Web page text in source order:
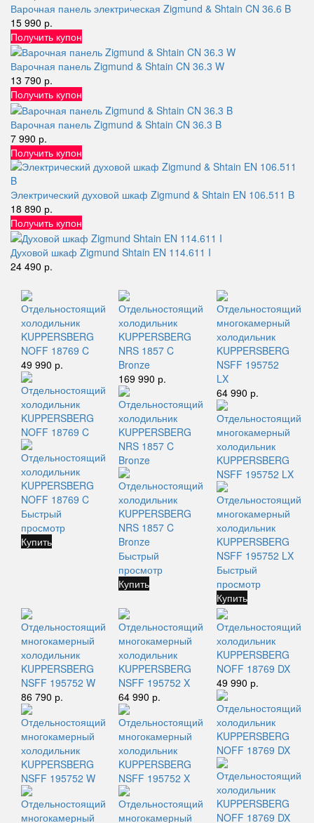
Варочная панель электрическая Zigmund & Shtain CN 36.6 B
15 990 р.
Получить купон
Варочная панель Zigmund & Shtain CN 36.3 W
13 790 р.
Получить купон
Варочная панель Zigmund & Shtain CN 36.3 B
7 990 р.
Получить купон
Электрический духовой шкаф Zigmund & Shtain EN 106.511 B
18 890 р.
Получить купон
Духовой шкаф Zigmund Shtain EN 114.611 I
24 490 р.
Отдельностоящий
холодильник
KUPPERSBERG
NOFF 18769 C
49 990 р.
Быстрый
просмотр
Купить
Отдельностоящий
холодильник
KUPPERSBERG
NRS 1857 C
Bronze
169 990 р.
Быстрый
просмотр
Купить
Отдельностоящий
многокамерный
холодильник
KUPPERSBERG
NSFF 195752
LX
64 990 р.
Быстрый
просмотр
Купить
Отдельностоящий
многокамерный
холодильник
KUPPERSBERG
NSFF 195752 W
86 790 р.
Отдельностоящий
многокамерный
холодильник
KUPPERSBERG
NSFF 195752 X
64 990 р.
Отдельностоящий
холодильник
KUPPERSBERG
NOFF 18769 DX
49 990 р.